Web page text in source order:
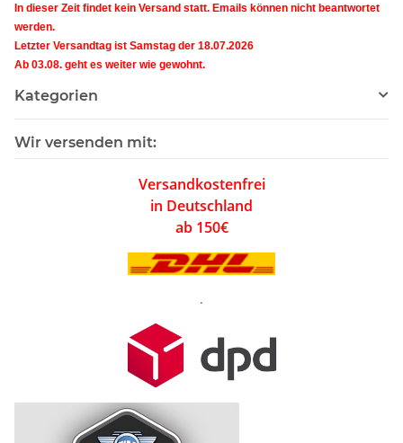
In dieser Zeit findet kein Versand statt. Emails können nicht beantwortet
werden.
Letzter Versandtag ist Samstag der 18.07.2026
Ab 03.08. geht es weiter wie gewohnt.
Kategorien
Wir versenden mit:
Versandkostenfrei
in Deutschland
ab 150€
.